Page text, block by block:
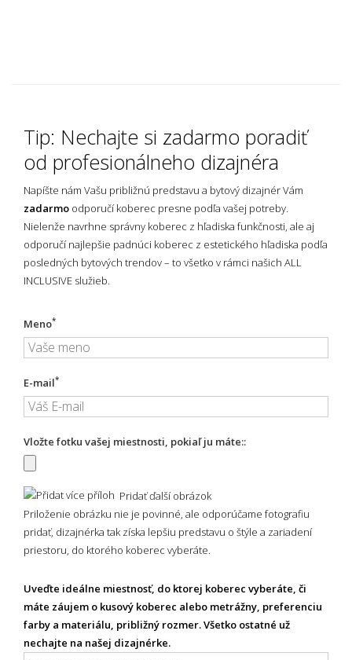
Tip: Nechajte si zadarmo poradiť
od profesionálneho dizajnéra
Napíšte nám Vašu približnú predstavu a bytový dizajnér Vám
zadarmo odporučí koberec presne podľa vašej potreby.
Nielenže navrhne správny koberec z hľadiska funkčnosti, ale aj
odporučí najlepšie padnúci koberec z estetického hľadiska podľa
posledných bytových trendov – to všetko v rámci našich ALL
INCLUSIVE služieb.
Meno*
E-mail*
Vložte fotku vašej miestnosti, pokiaľ ju máte::
Pridať ďalší obrázok
Priloženie obrázku nie je povinné, ale odporúčame fotografiu
pridať, dizajnérka tak získa lepšiu predstavu o štýle a zariadení
priestoru, do ktorého koberec vyberáte.
Uveďte ideálne miestnosť, do ktorej koberec vyberáte, či
máte záujem o kusový koberec alebo metrážny, preferenciu
farby a materiálu, približný rozmer. Všetko ostatné už
nechajte na našej dizajnérke.